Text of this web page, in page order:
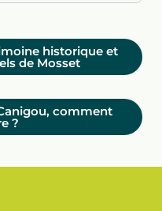
historique et
de Mosset
comment
?